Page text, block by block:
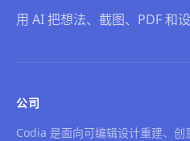
用 AI 把想法、截图、PDF 和
公司
Codia 是面向可编辑设计重建、创